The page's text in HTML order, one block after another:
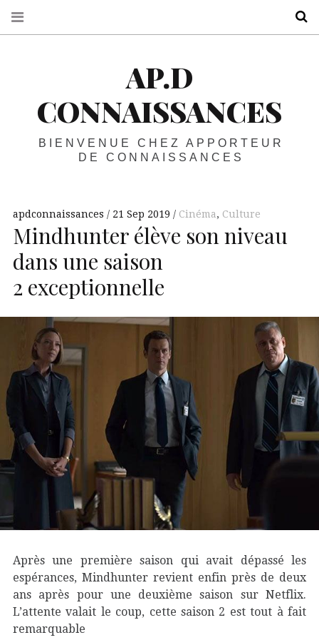
AP.D
CONNAISSANCES
BIENVENUE CHEZ APPORTEUR
DE CONNAISSANCES
apdconnaissances 21 Sep 2019 Cinéma, Culture
Mindhunter élève son niveau
dans une saison
2 exceptionnelle
Après une première saison qui avait dépassé les
espérances, Mindhunter revient enfin près de deux
ans après pour une deuxième saison sur Netflix.
L’attente valait le coup, cette saison 2 est tout à fait
remarquable